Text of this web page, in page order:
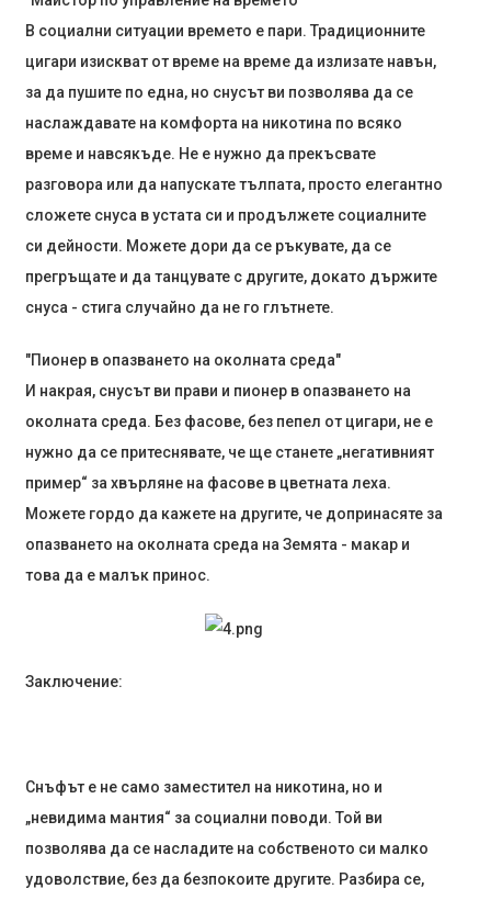
В социални ситуации времето е пари. Традиционните
цигари изискват от време на време да излизате навън,
за да пушите по една, но снусът ви позволява да се
наслаждавате на комфорта на никотина по всяко
време и навсякъде. Не е нужно да прекъсвате
разговора или да напускате тълпата, просто елегантно
сложете снуса в устата си и продължете социалните
си дейности. Можете дори да се ръкувате, да се
прегръщате и да танцувате с другите, докато държите
снуса - стига случайно да не го глътнете.
"Пионер в опазването на околната среда"
И накрая, снусът ви прави и пионер в опазването на
околната среда. Без фасове, без пепел от цигари, не е
нужно да се притеснявате, че ще станете „негативният
пример“ за хвърляне на фасове в цветната леха.
Можете гордо да кажете на другите, че допринасяте за
опазването на околната среда на Земята - макар и
това да е малък принос.
Заключение:
Снъфът е не само заместител на никотина, но и
„невидима мантия“ за социални поводи. Той ви
позволява да се насладите на собственото си малко
удоволствие, без да безпокоите другите. Разбира се,